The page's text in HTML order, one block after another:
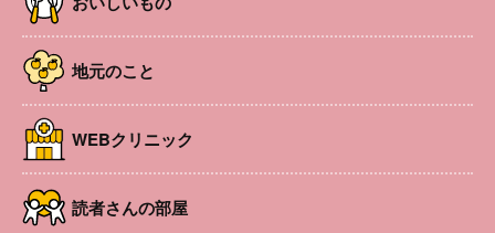
地元のこと
WEBクリニック
読者さんの部屋